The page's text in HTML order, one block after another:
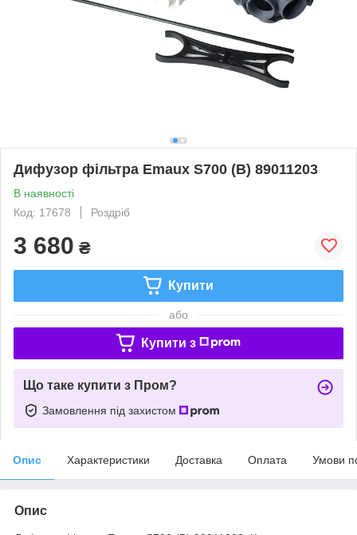
Дифузор фільтра Emaux S700 (B) 89011203
В наявності
Код: 17678
Роздріб
3 680 ₴
Купити
або
Купити з
Що таке купити з Пром?
Замовлення під захистом
Опис Характеристики Доставка Оплата Умови
Опис